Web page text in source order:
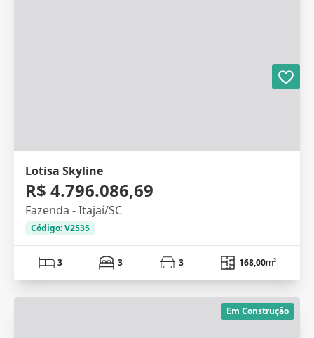
Lotisa Skyline
R$ 4.796.086,69
Fazenda - Itajaí/SC
Código: V2535
3 3 3 168,00m²
Em Construção